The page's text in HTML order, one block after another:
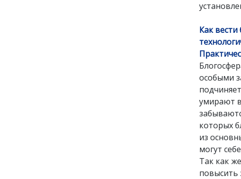
Как вести
особыми
умирают в
которых
из
могут
Так как
повысить